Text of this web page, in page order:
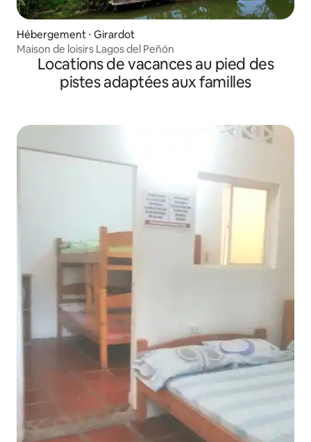
Hébergement ⋅ Girardot
Maison de loisirs Lagos del Peñón
Locations de vacances au pied des
pistes adaptées aux familles